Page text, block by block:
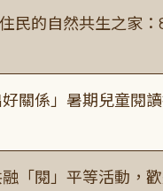
住民的自然共生之家
好關係」暑期兒童
融「閱」平等活動，